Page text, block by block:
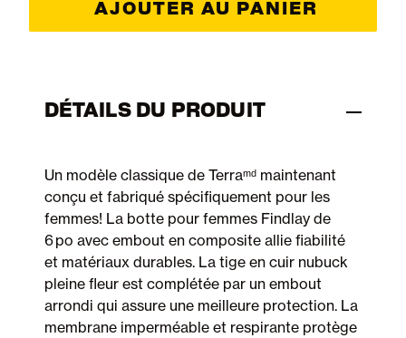
AJOUTER AU PANIER
DÉTAILS DU PRODUIT
Un modèle classique de Terraᵐᵈ maintenant
conçu et fabriqué spécifiquement pour les
femmes! La botte pour femmes Findlay de
6 po avec embout en composite allie fiabilité
et matériaux durables. La tige en cuir nubuck
pleine fleur est complétée par un embout
arrondi qui assure une meilleure protection. La
membrane imperméable et respirante protège